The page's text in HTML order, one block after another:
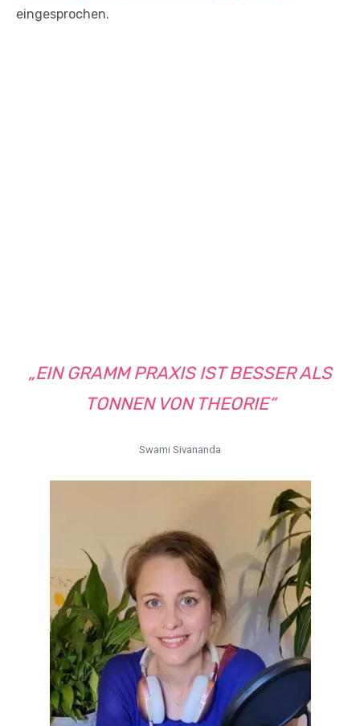
eingesprochen.
„EIN GRAMM PRAXIS IST BESSER ALS
TONNEN VON THEORIE“
Swami Sivananda